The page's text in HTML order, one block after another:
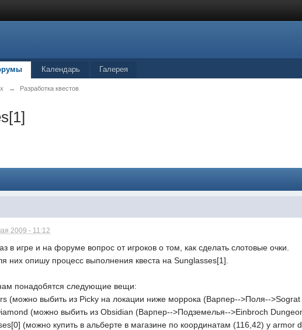
Календарь Галерея
→ Разработка квестов
2009 - 11:12
в игре и на форуме вопрос от игроков о том, как сделать слотовые очки.
них опишу процесс выполнения квеста на Sunglasses[1].
понадобятся следующие вещи:
(можно выбить из Picky на локации ниже моррока (Варпер-->Поля--
(можно выбить из Obsidian (Варпер-->Подземелья-->Einbroch
(можно купить в альберте в магазине по координатам (116,42) у armor